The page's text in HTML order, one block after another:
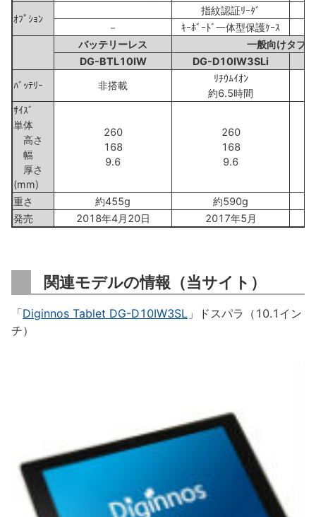
ｵﾌﾟｼｮﾝ
指紋認証ﾘｰﾀﾞ
－
ｷｰﾎﾞｰﾄﾞ一体型保護ｹｰｽ
バッテリーレス
一般向けタブ
DG-BTL10IW
DG-D10IW3SLi
ﾊﾞｯﾃﾘｰ
非搭載
ﾘﾁｳﾑｲｵﾝ
約6.5時間
ｻｲｽﾞ
単体
高さ
幅
厚さ
(mm)
260
168
9.6
260
168
9.6
重さ 約455g
約590g
発売
2018年4月20日 2017年5月
関連モデルの情報（当サイト）
「Diginnos Tablet DG-D10IW3SL 」ドスパラ（10.1イン
チ）